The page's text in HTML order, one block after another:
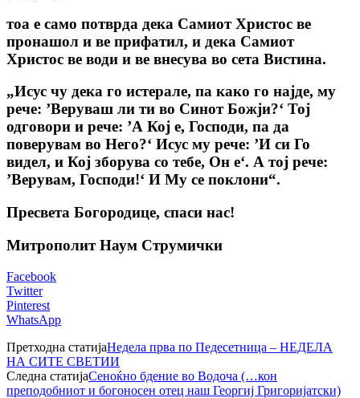
тоа е само потврда дека Самиот Христос ве
пронашол и ве прифатил, и дека Самиот
Христос ве води и ве внесува во сета Вистина.
„Исус чу дека го истерале, па како го најде, му
рече: ’Веруваш ли ти во Синот Божји?‘ Тој
одговори и рече: ’А Кој е, Господи, па да
поверувам во Него?‘ Исус му рече: ’И си Го
видел, и Кој зборува со тебе, Он е‘. А тој рече:
’Верувам, Господи!‘ И Му се поклони“.
Пресвета Богородице, спаси нас!
Митрополит Наум Струмички
Facebook
Twitter
Pinterest
WhatsApp
Претходна статијаНедела прва по Педесетница – НЕДЕЛА
НА СИТЕ СВЕТИИ
Следна статијаСеноќно бдение во Водоча (…кон
преподобниот и богоносен отец наш Георгиј Григоријатски)